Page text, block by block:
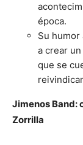
época.
Su
a crear
que se
Jimenos Band:
Zorrilla